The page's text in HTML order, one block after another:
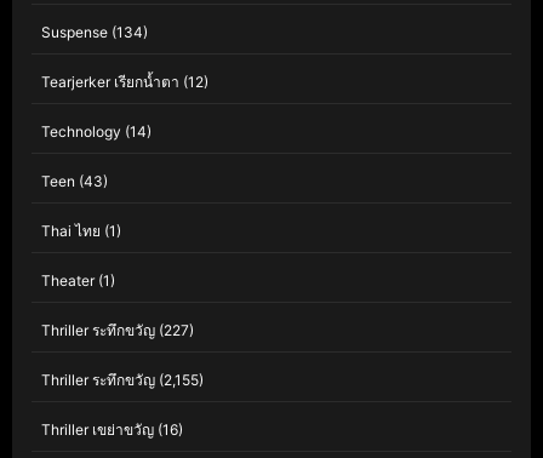
Suspense (134)
Tearjerker เรียกน้ำตา (12)
Technology (14)
Teen (43)
Thai ไทย (1)
Theater(1)
Thriller ระทึกขวัญ (227)
Thriller ระทึกขวัญ (2,155)
Thriller เขย่าขวัญ (16)